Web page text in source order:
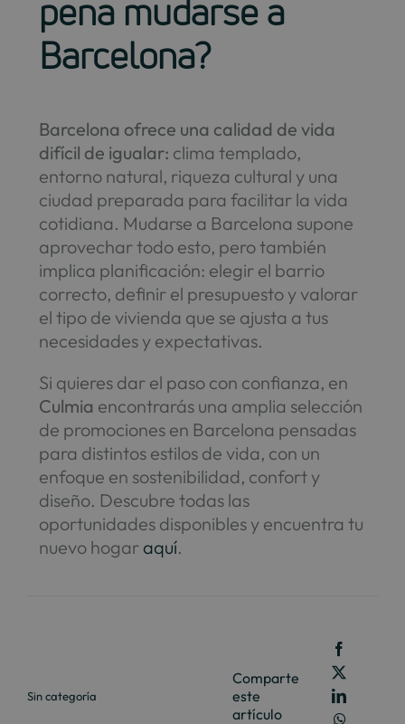
pena mudarse a
Barcelona?
Barcelona ofrece una calidad de vida
difícil de igualar: clima templado,
entorno natural, riqueza cultural y una
ciudad preparada para facilitar la vida
cotidiana. Mudarse a Barcelona supone
aprovechar todo esto, pero también
implica planificación: elegir el barrio
correcto, definir el presupuesto y valorar
el tipo de vivienda que se ajusta a tus
necesidades y expectativas.
Si quieres dar el paso con confianza, en
Culmia encontrarás una amplia selección
de promociones en Barcelona pensadas
para distintos estilos de vida, con un
enfoque en sostenibilidad, confort y
diseño. Descubre todas las
oportunidades disponibles y encuentra tu
nuevo hogar aquí.
Sin categoría
Comparte
este
artículo